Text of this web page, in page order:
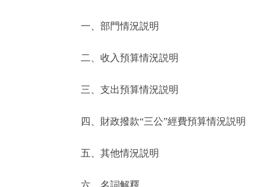
便民服務
一、部門情況説明
二、收入預算情況説明
三、支出預算情況説明
四、財政撥款“三公”經費預算情況説明
五、其他情況説明
六、名詞解釋